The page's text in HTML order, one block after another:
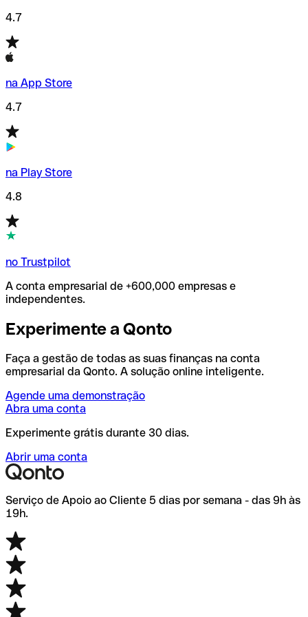
4.7
na App Store
4.7
na Play Store
4.8
no Trustpilot
A conta empresarial de +600,000 empresas e
independentes.
Experimente a Qonto
Faça a gestão de todas as suas finanças na conta
empresarial da Qonto. A solução online inteligente.
Agende uma demonstração
Abra uma conta
Experimente grátis durante 30 dias.
Abrir uma conta
Serviço de Apoio ao Cliente 5 dias por semana - das 9h às
19h.